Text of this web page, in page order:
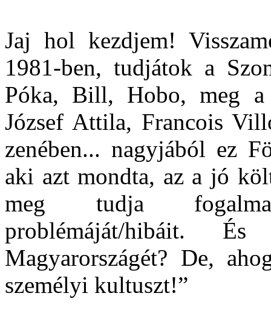
Jaj hol kezdjem!
1981-ben, tudjátok a
Póka, Bill, Hobo, meg
József Attila, Francois
zenében... nagyjából ez
aki azt mondta, az a jó
meg tudja
problémáját/hibáit.
Magyarországét? De,
személyi kultuszt!”